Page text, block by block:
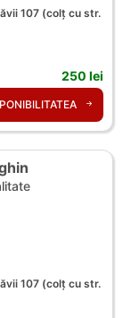
107 (colț cu str.
250 lei
107 (colț cu str.